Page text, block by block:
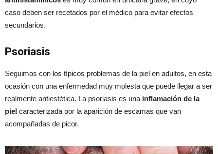
caso deben ser recetados por el médico para evitar efectos
secundarios.
Psoriasis
Seguimos con los típicos problemas de la piel en adultos, en esta
ocasión con una enfermedad muy molesta que puede llegar a ser
realmente antiestética. La psoriasis es una inflamación de la
piel caracterizada por la aparición de escamas que van
acompañadas de picor.